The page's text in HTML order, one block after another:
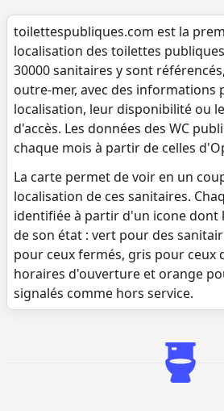
toilettespubliques.com est la
localisation des toilettes
30000 sanitaires y sont
outre-mer, avec des informations
localisation, leur disponibilité ou
d'accès. Les données des WC
chaque mois à partir de celles
La carte permet de voir en un
localisation de ces sanitaires.
identifiée à partir d'un icone dont
de son état : vert pour des
pour ceux fermés, gris pour ceux
horaires d'ouverture et orange
signalés comme hors service.